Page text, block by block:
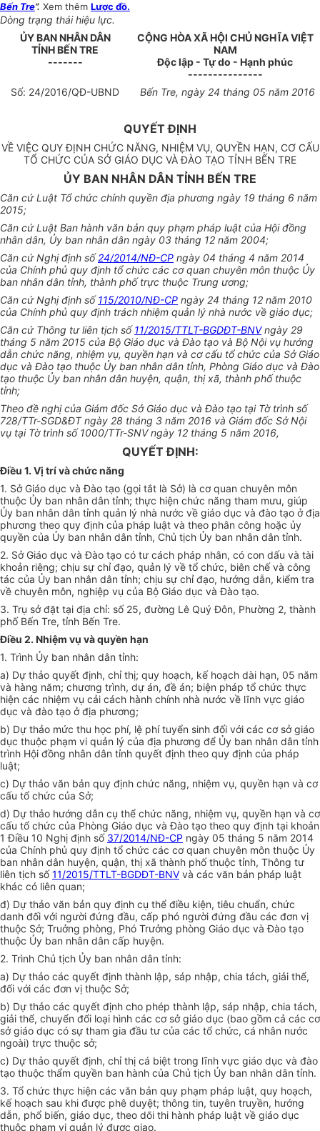
Bến Tre”. Xem thêm Lược đồ.
Dòng trạng thái hiệu lực.
ỦY BAN NHÂNDÂN
TỈNHBẾN TRE
-------
CỘNG HÒA XÃ HỘI CHỦ NGHĨA VIỆT
NAM
Độc lập - Tự do - Hạnh phúc
---------------
Số: 24/2016/QĐ-UBND Bến Tre, ngày 24 tháng 05 năm 2016
QUYẾT ĐỊNH
VỀVIỆC QUY ĐỊNH CHỨC NĂNG, NHIỆM VỤ, QUYỀN HẠN, CƠ CẤU
TỔ CHỨC CỦA SỞ GIÁO DỤC VÀ ĐÀO TẠO TỈNH BẾN TRE
ỦY BAN NHÂN DÂN TỈNH BẾN TRE
Căn cứ Luật Tổ chức chính quyền địa phương ngày 19 tháng 6 năm
2015;
Căn cứ Luật Ban hành văn bản quy phạm pháp luật của Hội đồng
nhân dân, Ủy ban nhân dân ngày 03 tháng 12 năm 2004;
Căn cứ Nghị định số24/2014/NĐ-CP ngày 04 tháng 4 năm 2014
của Chính phủ quy định tổ chức các cơ quan chuyên môn thuộc Ủy
ban nhân dân tỉnh, thành phố trực thuộc Trung ương;
Căn cứ Nghị định số115/2010/NĐ-CP ngày 24 tháng 12 năm 2010
của Chính phủ quy định trách nhiệm quản lý nhà nước về giáo dục;
Căn cứ Thông tư liên tịch số11/2015/TTLT-BGDĐT-BNVngày 29
tháng 5 năm 2015 của Bộ Giáo dục và Đào tạo và Bộ Nội vụ hướng
dẫn chức năng, nhiệm vụ, quyền hạn và cơ cấu tổ chức của Sở Giáo
dục và Đào tạo thuộc Ủy ban nhân dân tỉnh, Phòng Giáo dục và Đào
tạo thuộc Ủy ban nhân dân huyện, quận, thị xã, thành phố thuộc
tỉnh;
Theo đề nghị của Giám đốc Sở Giáo dục và Đào tạo tại Tờ trình số
728/TTr-SGD&ĐT ngày 28 tháng 3 năm 2016 và Giám đốc Sở Nội
vụ tại Tờ trình số 1000/TTr-SNV ngày 12 tháng 5 năm 2016,
QUYẾT ĐỊNH:
Điều 1. Vị trí và chức năng
1. Sở Giáo dục và Đào tạo (gọi tắt là Sở) là cơ quan chuyên môn
thuộc Ủy ban nhân dân tỉnh; thực hiện chức năng tham mưu, giúp
Ủy ban nhân dân tỉnh quản lý nhà nước về giáo dục và đào tạo ở địa
phương theo quy định của pháp luật và theo phân công hoặc ủy
quyền của Ủy ban nhân dân tỉnh, Chủ tịch Ủy ban nhân dân tỉnh.
2. Sở Giáo dục và Đào tạo có tư cách pháp nhân, có con dấu và tài
khoản riêng; chịu sự chỉ đạo, quản lý về tổ chức, biên chế và công
tác của Ủy ban nhân dân tỉnh; chịu sự chỉ đạo, hướng dẫn, kiểm tra
về chuyên môn, nghiệp vụ của Bộ Giáo dục và Đào tạo.
3. Trụ sở đặt tại địa chỉ: số 25, đường Lê QuýĐôn, Phường 2, thành
phố Bến Tre, tỉnh Bến Tre.
Điều 2. Nhiệm vụ và quyền hạn
1. Trình Ủy ban nhân dân tỉnh:
a) Dự thảo quyết định, chỉ thị; quy hoạch, kế hoạch dài hạn, 05 năm
và hàng năm; chương trình, dự án, đề án; biện pháp tổ chức thực
hiện các nhiệm vụ cải cách hành chính nhà nước về lĩnh vực giáo
dục và đào tạo ởđịa phương;
b) Dự thảo mức thu học phí, lệ phí tuyển sinh đối với các cơ sở giáo
dục thuộc phạm vi quản lý của địa phương để Ủy ban nhân dân tỉnh
trình Hội đồng nhân dân tỉnh quyết định theo quy định của pháp
luật;
c) Dự thảo văn bản quy định chức năng, nhiệm vụ, quyền hạn và cơ
cấu tổ chức của Sở;
d) Dự thảo hướng dẫn cụ thể chức năng, nhiệm vụ, quyền hạn và cơ
cấu tổ chức của Phòng Giáo dục và Đào tạo theo quy định tại khoản
1 Điều 10 Nghị định số 37/2014/NĐ-CP ngày 05 tháng 5 năm 2014
của Chính phủ quy định tổ chức các cơ quan chuyên môn thuộc Ủy
ban nhân dân huyện, quận, thị xã thành phố thuộc tỉnh, Thông tư
liên tịch số11/2015/TTLT-BGDĐT-BNV và các văn bản pháp luật
khác có liên quan;
đ) Dự thảo văn bản quy định cụ thể điều kiện, tiêu chuẩn, chức
danh đối với người đứng đầu, cấp phó người đứng đầu các đơn vị
thuộc Sở; Truởng phòng, Phó Trưởng phòng Giáo dục và Đào tạo
thuộc Ủy ban nhân dân cấp huyện.
2. Trình Chủ tịch Ủy ban nhân dân tỉnh:
a) Dự thảo các quyết định thành lập, sáp nhập, chia tách, giải thể,
đối với các đơn vị thuộc Sở;
b) Dự thảo các quyết định cho phép thành lập, sáp nhập, chia tách,
giải thể, chuyển đổi loại hình các cơ sởgiáo dục (bao gồm cả các cơ
sở giáo dục có sự tham gia đầu tư của các tổ chức, cá nhân nước
ngoài) trực thuộc sở;
c) Dự thảo quyết định, chỉ thị cá biệt trong lĩnh vực giáo dục và đào
tạo thuộc thẩm quyền ban hành của Chủ tịch Ủy ban nhân dân tỉnh.
3. Tổ chức thực hiện các văn bản quy phạm pháp luật, quy hoạch,
kế hoạch sau khi được phê duyệt; thông tin, tuyên truyền, hướng
dẫn, phổ biến, giáo dục, theo dõi thi hành pháp luật về giáo dục
thuộc phạm vi quản lý được giao.